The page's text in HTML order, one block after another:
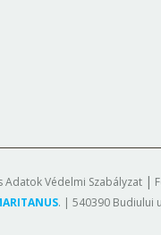
Adatok Védelmi Szabályzat
. | 540390 Budiului